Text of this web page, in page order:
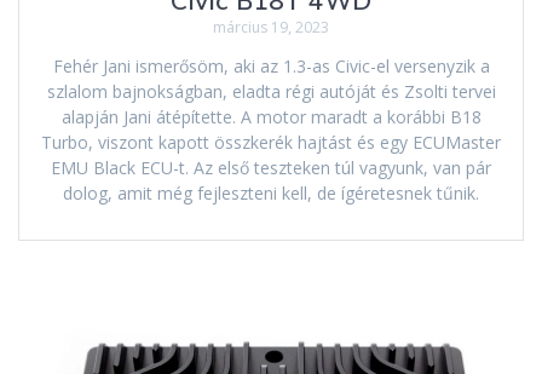
március 19, 2023
Fehér Jani ismerősöm, aki az 1.3-as Civic-el versenyzik a
szlalom bajnokságban, eladta régi autóját és Zsolti tervei
alapján Jani átépítette. A motor maradt a korábbi B18
Turbo, viszont kapott összkerék hajtást és egy ECUMaster
EMU Black ECU-t. Az első teszteken túl vagyunk, van pár
dolog, amit még fejleszteni kell, de ígéretesnek tűnik.